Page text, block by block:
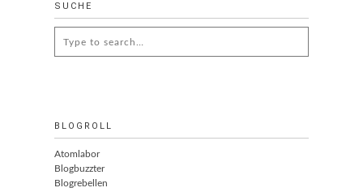
SUCHE
for:
BLOGROLL
Atomlabor
Blogbuzzter
Blogrebellen